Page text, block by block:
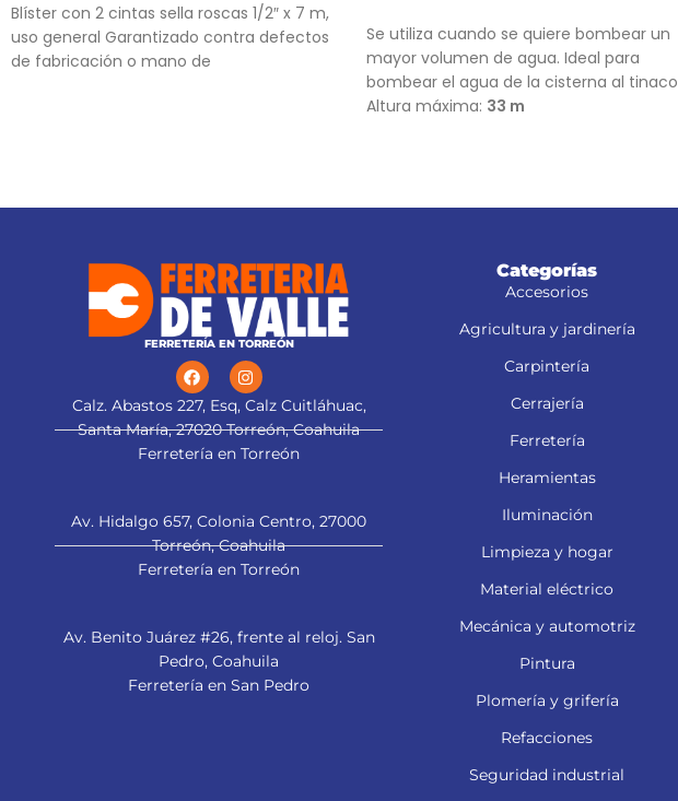
Blíster con 2 cintas sella roscas 1/2″ x 7 m,
uso general Garantizado contra defectos
de fabricación o mano de
Se utiliza cuando se quiere bombear un
mayor volumen de agua. Ideal para
bombear el agua de la cisterna al tinaco
Altura máxima: 33 m
FERRETERÍA EN TORREÓN
Calz. Abastos 227, Esq, Calz Cuitláhuac,
Santa María, 27020 Torreón, Coahuila
Ferretería en Torreón
Av. Hidalgo 657, Colonia Centro, 27000
Torreón, Coahuila
Ferretería en Torreón
Av. Benito Juárez #26, frente al reloj. San
Pedro, Coahuila
Ferretería en San Pedro
Categorías
Accesorios
Agricultura y jardinería
Carpintería
Cerrajería
Ferretería
Heramientas
Iluminación
Limpieza y hogar
Material eléctrico
Mecánica y automotriz
Pintura
Plomería y grifería
Refacciones
Seguridad industrial